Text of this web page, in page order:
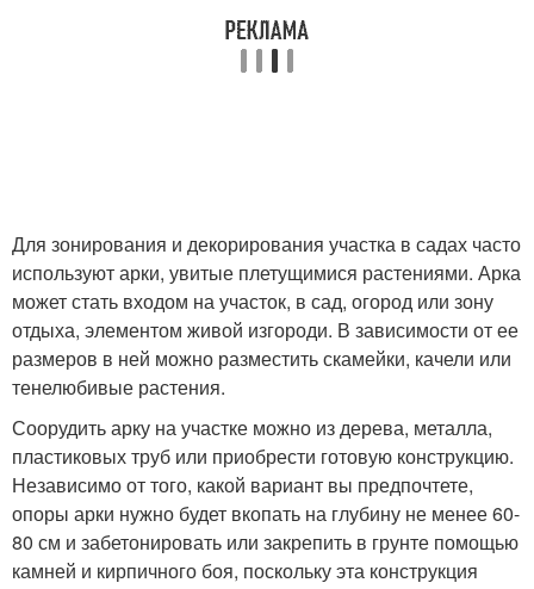
Для зонирования и декорирования участка в садах часто
используют арки, увитые плетущимися растениями. Арка
может стать входом на участок, в сад, огород или зону
отдыха, элементом живой изгороди. В зависимости от ее
размеров в ней можно разместить скамейки, качели или
тенелюбивые растения.
Соорудить арку на участке можно из дерева, металла,
пластиковых труб или приобрести готовую конструкцию.
Независимо от того, какой вариант вы предпочтете,
опоры арки нужно будет вкопать на глубину не менее 60-
80 см и забетонировать или закрепить в грунте помощью
камней и кирпичного боя, поскольку эта конструкция